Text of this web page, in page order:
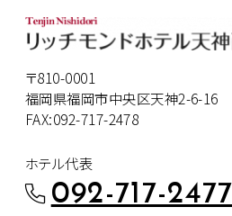
〒810-0001
福岡県福岡市中央区天神2-6-16
FAX:092-717-2478
ホテル代表
092-717-2477